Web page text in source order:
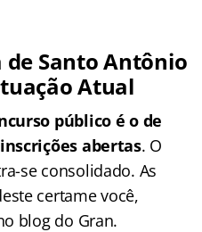
de Santo Antônio
Atual
público é o de
abertas. O
se consolidado. As
certame você,
blog do Gran.